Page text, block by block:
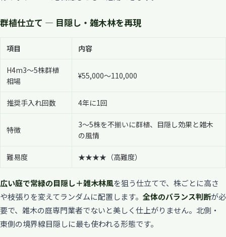
群植仕立て — 目隠し・雑木林を再現
項目 内容
H4m3〜5株群植
相場
¥55,000〜110,000
推奨手入れ回数 4年に1回
特徴
3〜5株を不揃いに群植、目隠し効果と雑木
の風情
難易度 ★★★★（高難度）
広い庭で常緑の目隠し＋雑木林風を狙う仕立てで、株ごとに高さ
や枝張りを変えてランダムに配置します。 全体のバランス判断が必
要で、雑木の庭専門業者でないと美しく仕上がりません。北側・
東側の境界線目隠しに最も使われる形態です。